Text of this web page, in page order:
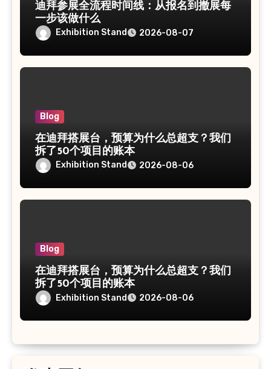
迪拜参展全流程时间线：从报名到撤展每
一步该做什么
Exhibition Stand 2026-08-07
Blog
在迪拜搭展台，预算为什么总超支？我们
拆了50个项目的账本
Exhibition Stand 2026-08-06
Blog
在迪拜搭展台，预算为什么总超支？我们
拆了50个项目的账本
Exhibition Stand 2026-08-06